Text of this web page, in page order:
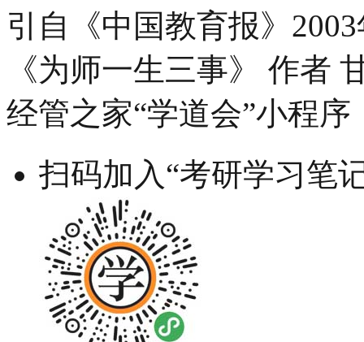
引自《中国教育报》
《为师一生三事》 作者
经管之家“学道会”小程序
扫码加入“考研学习笔